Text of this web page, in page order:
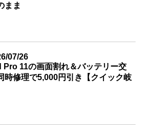
まま
07/26
Pro 11の画面割れ＆バッテリー交
時修理で5,000円引き【クイック岐